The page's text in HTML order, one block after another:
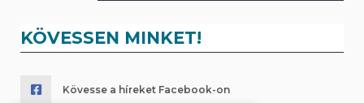
KÖVESSEN MINKET!
Kövesse a híreket Facebook-on